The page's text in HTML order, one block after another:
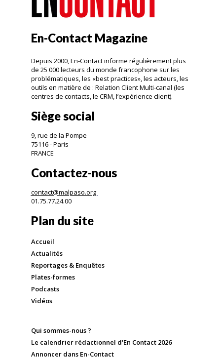
En-Contact Magazine
Depuis 2000, En-Contact informe régulièrement plus
de 25 000 lecteurs du monde francophone sur les
problématiques, les «best practices», les acteurs, les
outils en matière de : Relation Client Multi-canal (les
centres de contacts, le CRM, l’expérience client).
Siège social
9, rue de la Pompe
75116 - Paris
FRANCE
Contactez-nous
contact@malpaso.org
01.75.77.24.00
Plan du site
Accueil
Actualités
Reportages & Enquêtes
Plates-formes
Podcasts
Vidéos
Qui sommes-nous ?
Le calendrier rédactionnel d'En Contact 2026
Annoncer dans En-Contact